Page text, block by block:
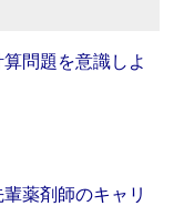
算問題を意識しよ
輩薬剤師のキャリ